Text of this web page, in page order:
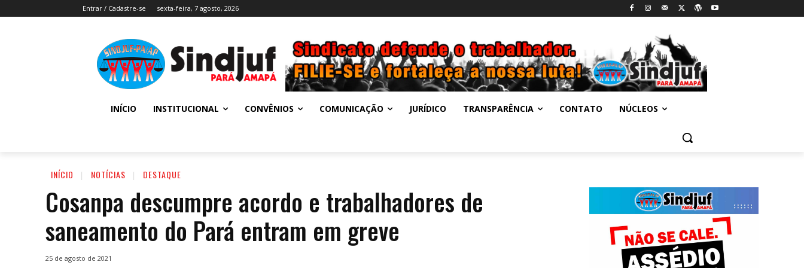
Entrar / Cadastre-se sexta-feira, 7 agosto, 2026
INÍCIO INSTITUCIONAL CONVÊNIOS COMUNICAÇÃO JURÍDICO TRANSPARÊNCIA CONTATO NÚCLEOS
INÍCIO NOTÍCIAS DESTAQUE
Cosanpa descumpre acordo e trabalhadores de
saneamento do Pará entram em greve
25 de agosto de 2021